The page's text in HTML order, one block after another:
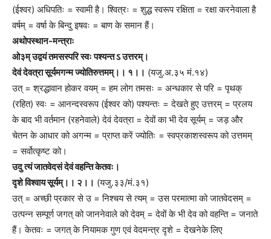
(ईश्वर) अधिपतिः = स्वामी है। श्वित्रः = शुद्ध स्वरूप रक्षिता = रक्षा करनेवाला है
वर्षम् = वर्षा के बिन्दु इषवः = बाण के समान हैं।
अथोपस्थान-मन्त्राः
ओ३म् उद्वयं तमसस्परि स्वः पश्यन्त ऽ उत्तरम्।
देवं देवत्रा सूर्यमगन्म ज्योतिरुत्तमम्।। १।। (यजु.अ.३५ मं.१४)
उत् = श्रद्धावान होकर वयम् = हम लोग तमसः = अन्धकार से परि = पृथक्
(रहित) स्वः = आनन्दस्वरूप (ईश्वर को) पश्यन्तः = देखते हुए उत्तरम् = प्रलय
के बाद भी वर्तमान (रहनेवाले) देवं देवत्रा = देवों का भी देव सूर्यम् = जड़ और
चेतन के आधार को अगन्म = प्राप्त करें ज्योतिः = स्वप्रकाशस्वरूप को उत्तमम्
= सर्वोत्कृष्ट को।
उदु त्यं जातवेदसं देवं वहन्ति केतवः।
दृशे विश्वाय सूर्यम्।। २।। (यजु.३३/मं.३१)
उत् = अच्छी प्रकार से उ = निश्चय से त्यम् = उस परमात्मा को जातवेदसम् =
उत्पन्न सम्पूर्ण जगत् को जाननेवाले को देवम् = देवों के भी देव को वहन्ति = जनाते
हैं। केतवः = जगत् के नियामक गुण एवं वेदमन्त्र दृशे = देखनेके लिए